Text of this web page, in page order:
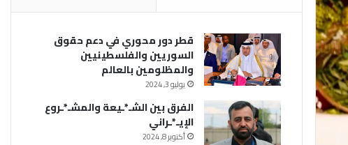
قطر دور محوري في دعم حقوق
السوريين والفلسطينيين
والمظلومين بالعالم
يوليو 3, 2024
الفرق بين الشـ*ـيعة والمشـ*ـروع
الإيـ*ـراني
أكتوبر 8, 2024